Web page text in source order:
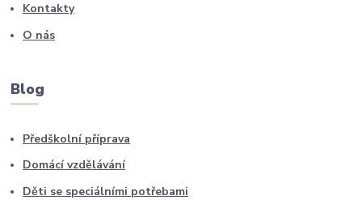
Kontakty
O nás
Blog
Předškolní příprava
Domácí vzdělávání
Děti se speciálními potřebami